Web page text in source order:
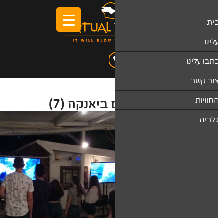
(7)